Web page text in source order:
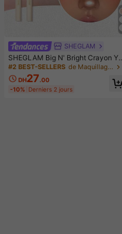
SHEGLAM
SHEGLAM Big N' Bright Crayon Ye
ux-Frost Paillettes Marque De Beau
té CosméTique Maquillage Pour Fe
mmes Et Filles
#2 BEST-SELLERS de Maquillage du visage
DH27.00
-10% Derniers 2 jours